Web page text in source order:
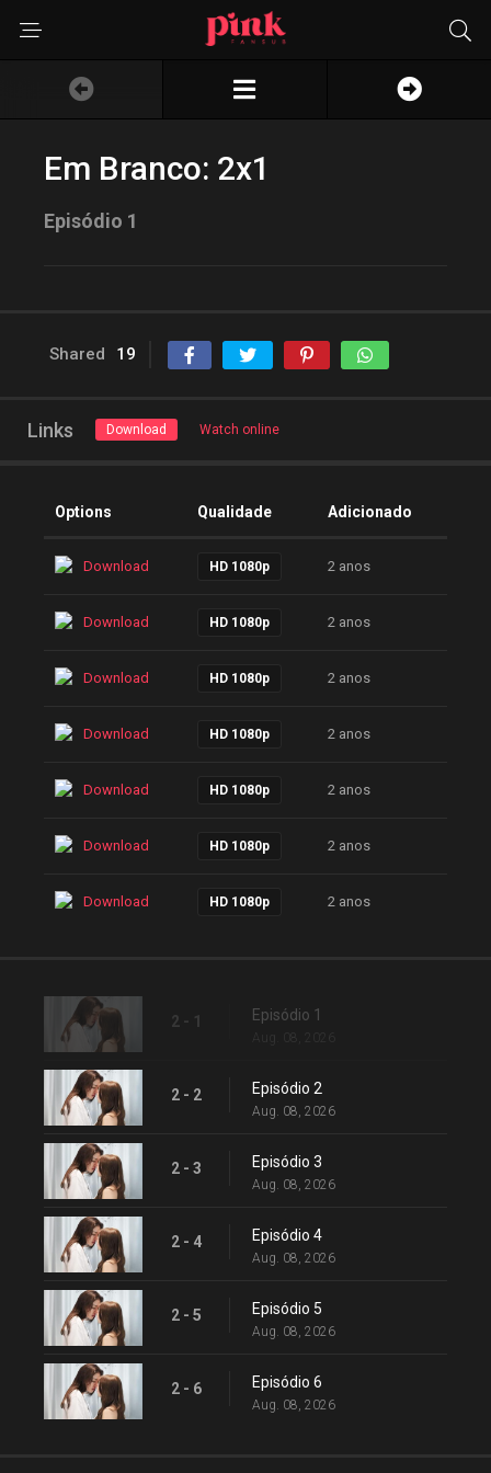
Em Branco: 2x1
Episódio 1
Shared 19
Links Download Watch online
Options Qualidade Adicionado
Download HD 1080p 2 anos
Download HD 1080p 2 anos
Download HD 1080p 2 anos
Download HD 1080p 2 anos
Download HD 1080p 2 anos
Download HD 1080p 2 anos
Download HD 1080p 2 anos
2 - 1 Episódio 1
2 - 2 Episódio 2
Aug. 08, 2026
2 - 3 Episódio 3
Aug. 08, 2026
2 - 4 Episódio 4
Aug. 08, 2026
2 - 5 Episódio 5
Aug. 08, 2026
2 - 6 Episódio 6
Aug. 08, 2026